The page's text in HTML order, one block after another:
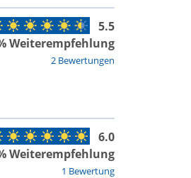
2 Bewertungen
5.5
Weiterempfehlung
1 Bewertung
6.0
Weiterempfehlung